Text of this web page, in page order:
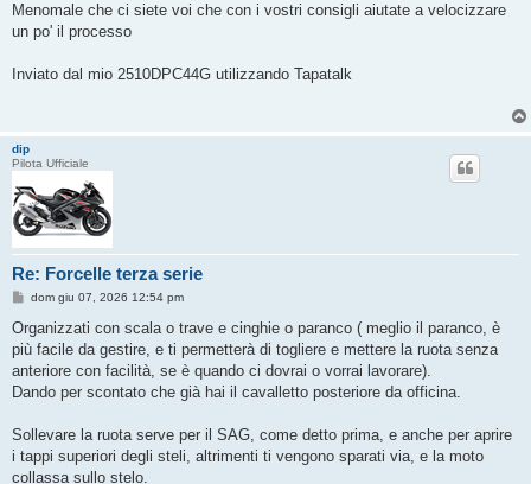
Menomale che ci siete voi che con i vostri consigli aiutate a velocizzare
un po' il processo
Inviato dal mio 2510DPC44G utilizzando Tapatalk
dip
Pilota Ufficiale
Re: Forcelle terza serie
M
s
s
a
g
i
dom giu 07, 2026 12:54 pm
Organizzati con scala o trave e cinghie o paranco ( meglio il paranco, è
più facile da gestire, e ti permetterà di togliere e mettere la ruota senza
anteriore con facilità, se è quando ci dovrai o vorrai lavorare).
Dando per scontato che già hai il cavalletto posteriore da officina.
Sollevare la ruota serve per il SAG, come detto prima, e anche per aprire
i tappi superiori degli steli, altrimenti ti vengono sparati via, e la moto
collassa sullo stelo.